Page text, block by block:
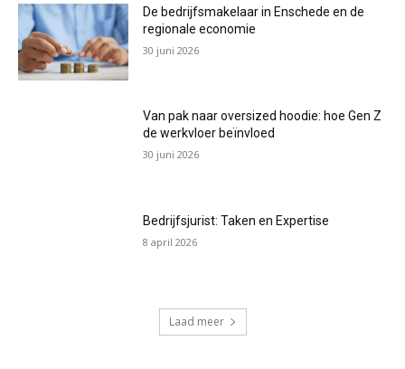
De bedrijfsmakelaar in Enschede en de
regionale economie
30 juni 2026
Van pak naar oversized hoodie: hoe Gen Z
de werkvloer beïnvloed
30 juni 2026
Bedrijfsjurist: Taken en Expertise
8 april 2026
Laad meer